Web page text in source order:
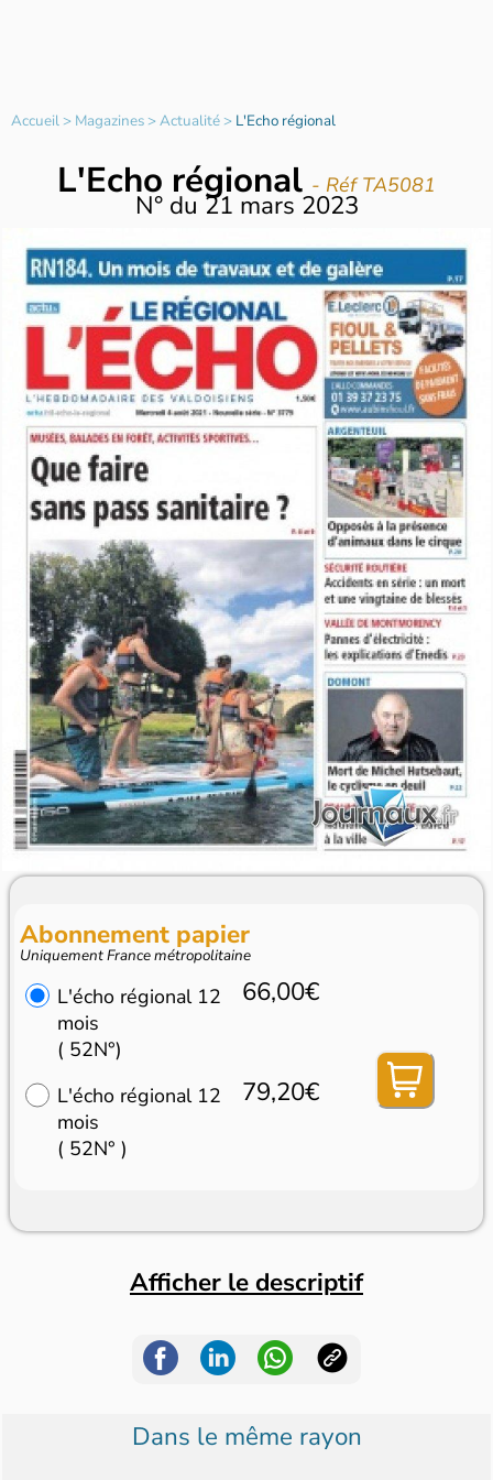
Accueil> Magazines>Actualité> L'Echo régional
L'Echo régional - Réf TA5081
N° du 21 mars 2023
Abonnement papier
Uniquement France métropolitaine
L'écho régional 12
mois
( 52N°)
66,00€
L'écho régional 12
mois
( 52N° )
79,20€
Afficher le descriptif
Dans le même rayon